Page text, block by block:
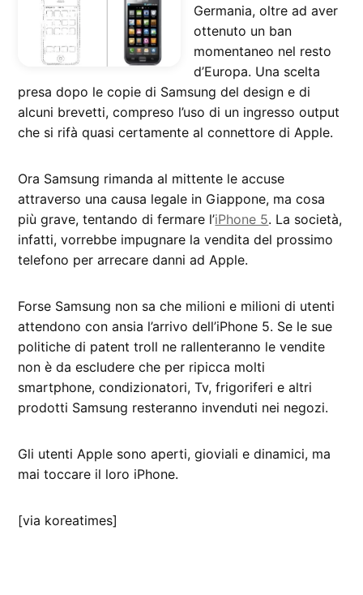
Germania, oltre ad aver
ottenuto un ban
momentaneo nel resto
d’Europa. Una scelta
presa dopo le copie di Samsung del design e di
alcuni brevetti, compreso l’uso di un ingresso output
che si rifà quasi certamente al connettore di Apple.
Ora Samsung rimanda al mittente le accuse
attraverso una causa legale in Giappone, ma cosa
più grave, tentando di fermare l’iPhone 5. La società,
infatti, vorrebbe impugnare la vendita del prossimo
telefono per arrecare danni ad Apple.
Forse Samsung non sa che milioni e milioni di utenti
attendono con ansia l’arrivo dell’iPhone 5. Se le sue
politiche di patent troll ne rallenteranno le vendite
non è da escludere che per ripicca molti
smartphone, condizionatori, Tv, frigoriferi e altri
prodotti Samsung resteranno invenduti nei negozi.
Gli utenti Apple sono aperti, gioviali e dinamici, ma
mai toccare il loro iPhone.
[via koreatimes]